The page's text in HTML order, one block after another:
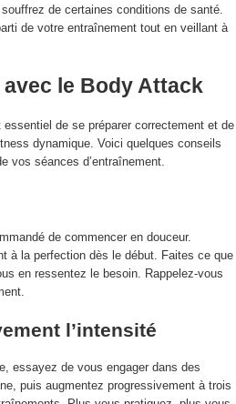
de certaines conditions de santé.
de votre entraînement tout en veillant à
le Body Attack
de se préparer correctement et de
dynamique. Voici quelques conseils
vos séances d’entraînement.
de commencer en douceur.
à la perfection dès le début. Faites ce que
en ressentez le besoin. Rappelez-vous
l’intensité
essayez de vous engager dans des
puis augmentez progressivement à trois